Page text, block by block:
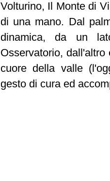
Volturino, Il Monte di
di una mano. Dal
dinamica, da un
Osservatorio,
cuore della valle
gesto di cura ed